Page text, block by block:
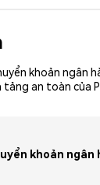
khoản ngân
an toàn của
khoản ngân